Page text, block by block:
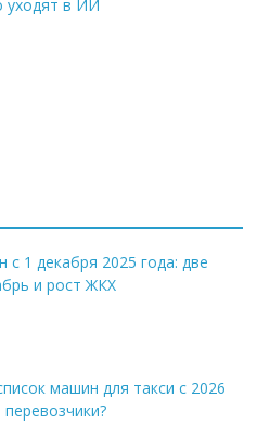
уходят в ИИ
с 1 декабря 2025 года: две
и рост ЖКХ
машин для такси с 2026